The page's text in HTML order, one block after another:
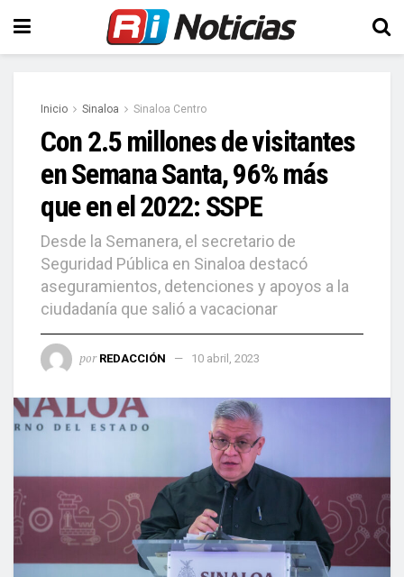
Inicio Sinaloa Sinaloa Centro
Con 2.5 millones de visitantes
en Semana Santa, 96% más
que en el 2022: SSPE
Desde la Semanera, el secretario de
Seguridad Pública en Sinaloa destacó
aseguramientos, detenciones y apoyos a la
ciudadanía que salió a vacacionar
por REDACCIÓN 10 abril, 2023